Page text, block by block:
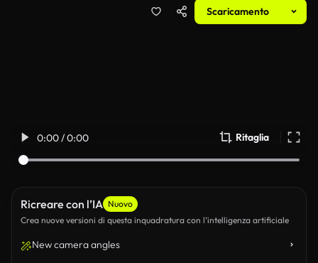
Scaricamento
0:00 / 0:00 Ritaglia
Ricreare con l’IA Nuovo
Crea nuove versioni di questa inquadratura con l’intelligenza artificiale
New camera angles